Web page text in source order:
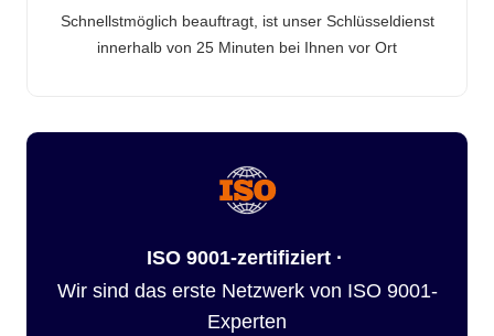
Schnellstmöglich beauftragt, ist unser Schlüsseldienst
innerhalb von 25 Minuten bei Ihnen vor Ort
ISO 9001-zertifiziert ·
Wir sind das erste Netzwerk von ISO 9001-
Experten